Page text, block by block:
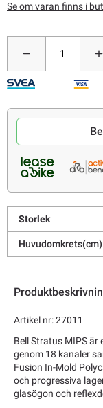
Se om varan finns i
Storlek
Huvudomkrets(cm)
Artikel nr: 27011
Bell Stratus MIPS
genom 18 kanaler
Fusion In-Mold
och progressiva
glasögon och